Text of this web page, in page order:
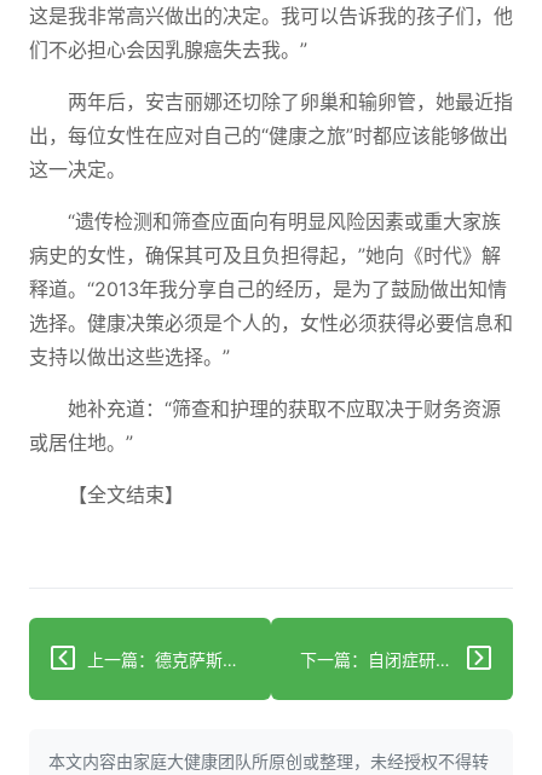
这是我非常高兴做出的决定。我可以告诉我的孩子们，他
们不必担心会因乳腺癌失去我。”
两年后，安吉丽娜还切除了卵巢和输卵管，她最近指
出，每位女性在应对自己的“健康之旅”时都应该能够做出
这一决定。
“遗传检测和筛查应面向有明显风险因素或重大家族
病史的女性，确保其可及且负担得起，”她向《时代》解
释道。“2013年我分享自己的经历，是为了鼓励做出知情
选择。健康决策必须是个人的，女性必须获得必要信息和
支持以做出这些选择。”
她补充道：“筛查和护理的获取不应取决于财务资源
或居住地。”
【全文结束】
上一篇：德克萨斯县纪念医院在第43届年度员工庆典上授予最高荣誉 下一篇：自闭症研究被撤回；阿尔茨海默病Tau蛋白异常关联；功能性癫痫新诊疗指南发布
本文内容由家庭大健康团队所原创或整理，未经授权不得转